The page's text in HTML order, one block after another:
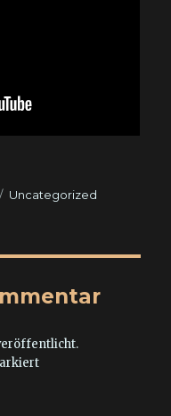
Kategorien
Uncategorized